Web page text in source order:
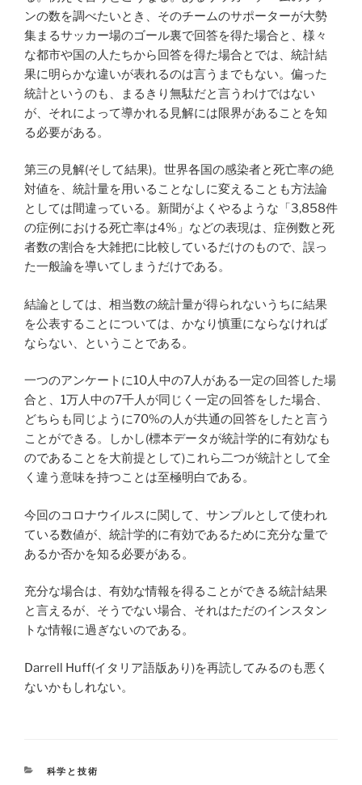
ンの数を調べたいとき、そのチームのサポーターが大勢
集まるサッカー場のゴール裏で回答を得た場合と、様々
な都市や国の人たちから回答を得た場合とでは、統計結
果に明らかな違いが表れるのは言うまでもない。偏った
統計というのも、まるきり無駄だと言うわけではない
が、それによって導かれる見解には限界があることを知
る必要がある。
第三の見解(そして結果)。世界各国の感染者と死亡率の絶
対値を、統計量を用いることなしに変えることも方法論
としては間違っている。新聞がよくやるような「3,858件
の症例における死亡率は4%」などの表現は、症例数と死
者数の割合を大雑把に比較しているだけのもので、誤っ
た一般論を導いてしまうだけである。
結論としては、相当数の統計量が得られないうちに結果
を公表することについては、かなり慎重にならなければ
ならない、ということである。
一つのアンケートに10人中の7人がある一定の回答した場
合と、1万人中の7千人が同じく一定の回答をした場合、
どちらも同じように70%の人が共通の回答をしたと言う
ことができる。しかし(標本データが統計学的に有効なも
のであることを大前提として)これら二つが統計として全
く違う意味を持つことは至極明白である。
今回のコロナウイルスに関して、サンプルとして使われ
ている数値が、統計学的に有効であるために充分な量で
あるか否かを知る必要がある。
充分な場合は、有効な情報を得ることができる統計結果
と言えるが、そうでない場合、それはただのインスタン
トな情報に過ぎないのである。
Darrell Huff(イタリア語版あり)を再読してみるのも悪く
ないかもしれない。
CATEGORIES
科学と技術